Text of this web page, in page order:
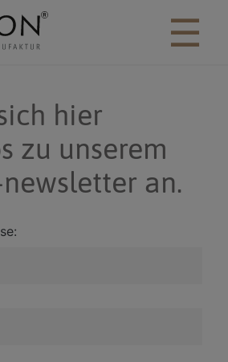
☰
hier
zu unserem
an.